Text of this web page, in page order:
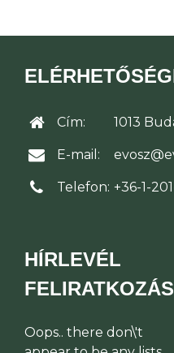
Cím: 1013
E-mail:
Telefon: +36-1-
HÍRLEVÉL
FELIRATKOZÁS
Oops.. there don\'t